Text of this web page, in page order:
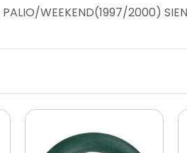
WEEKEND(1997/2000)